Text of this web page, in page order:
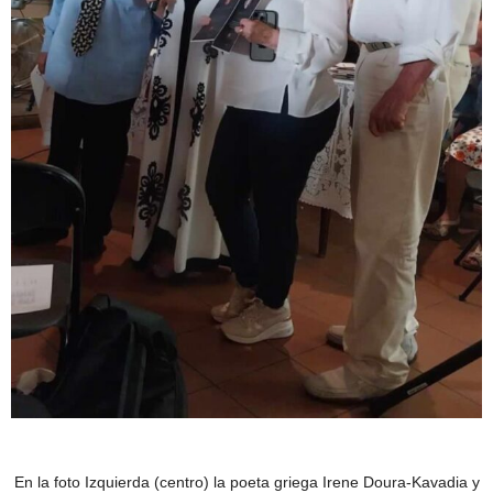
En la foto Izquierda (centro) la poeta griega Irene Doura-Kavadia y